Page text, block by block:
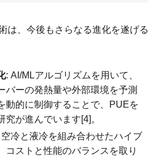
は、今後もさらなる進化を遂げる
: AI/MLアルゴリズムを用いて、
バーの発熱量や外部環境を予測
動的に制御することで、PUEを
究が進んでいます[4]。
空冷と液冷を組み合わせたハイブ
コストと性能のバランスを取り